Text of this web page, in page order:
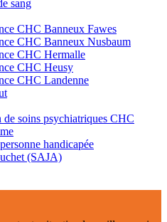
sang
CHC Banneux Fawes
CHC Banneux Nusbaum
CHC Hermalle
CHC Heusy
CHC Landenne
de soins psychiatriques CHC
handicapée
(SAJA)